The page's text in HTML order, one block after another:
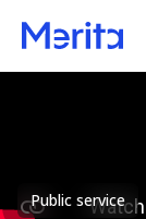
Public service